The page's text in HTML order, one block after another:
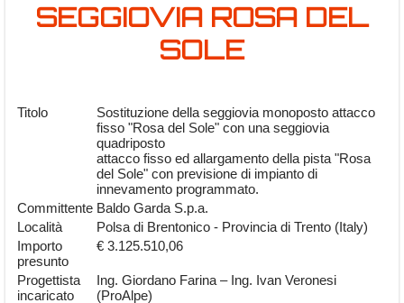
SEGGIOVIA ROSA DEL
SOLE
Titolo
Sostituzione della seggiovia monoposto attacco
fisso "Rosa del Sole" con una seggiovia
quadriposto
attacco fisso ed allargamento della pista "Rosa
del Sole" con previsione di impianto di
innevamento programmato.
Committente Baldo Garda S.p.a.
Località
Polsa di Brentonico - Provincia di Trento (Italy)
Importo
presunto
€ 3.125.510,06
Progettista
incaricato
Ing. Giordano Farina – Ing. Ivan Veronesi
(ProAlpe)